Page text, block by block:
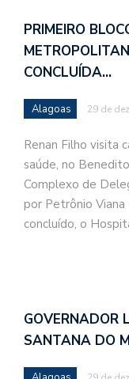
PRIMEIRO
CONCLUÍDA…
Alagoas 29 de
Renan Filho visita
saúde, no
Complexo de
por Petrônio Viana
concluído, o
GOVERNADOR
SANTANA DO